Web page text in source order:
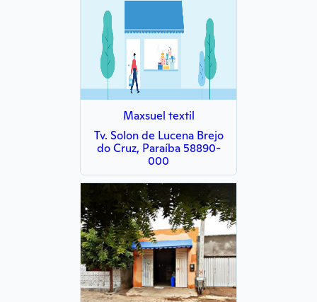
Maxsuel textil
Tv. Solon de Lucena Brejo
do Cruz, Paraíba 58890-
000